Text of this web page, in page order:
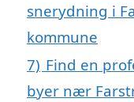
snerydning i
kommune
7) Find en
byer nær